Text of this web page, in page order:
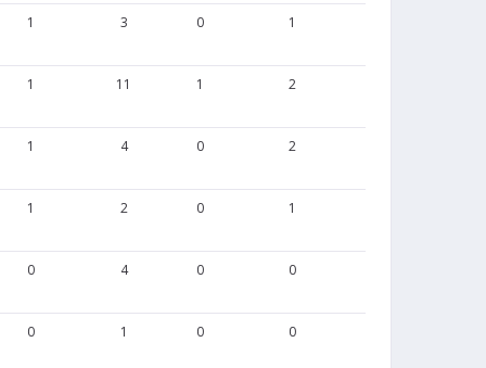
1 3 0 1
1 11 1 2
1 4 0 2
1 2 0 1
0 4 0 0
0 1 0 0